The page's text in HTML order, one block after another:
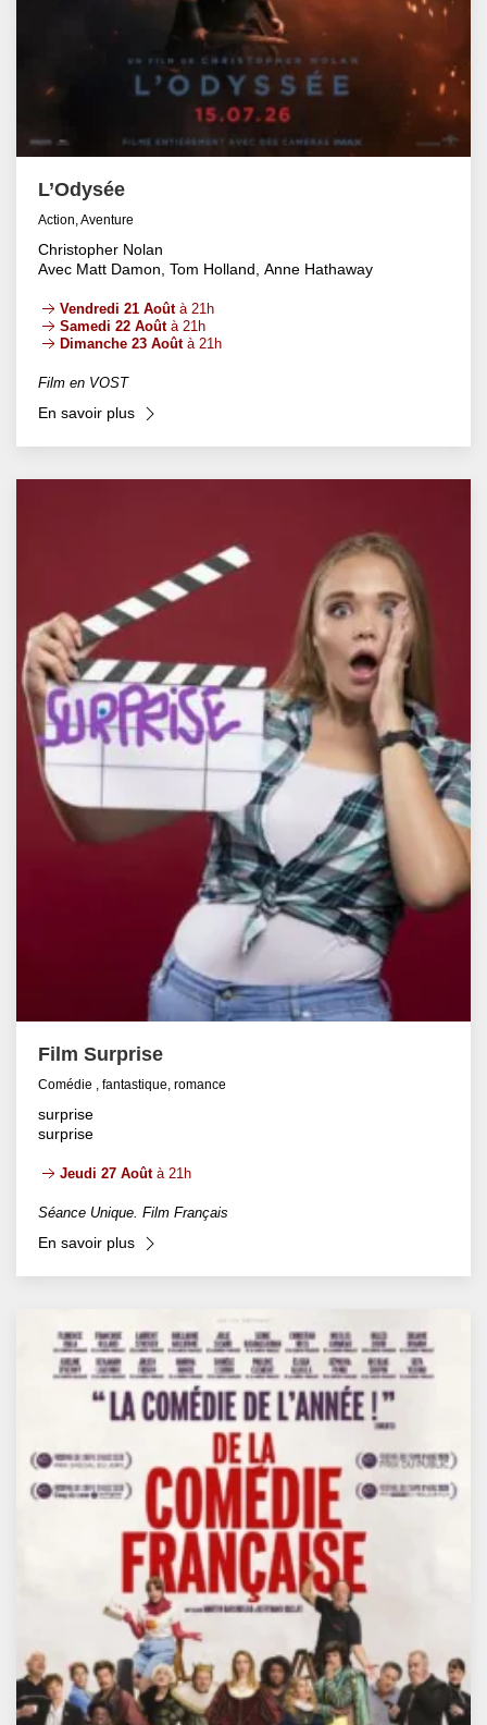
L’Odysée
Action, Aventure
Christopher Nolan
Avec Matt Damon, Tom Holland, Anne Hathaway
Vendredi 21 Aoûtà 21h
Samedi 22 Aoûtà 21h
Dimanche 23 Aoûtà 21h
Film en VOST
En savoir plus
Film Surprise
Comédie , fantastique, romance
surprise
surprise
Jeudi 27 Aoûtà 21h
Séance Unique. Film Français
En savoir plus